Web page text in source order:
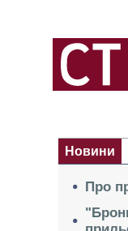
Новини
Про